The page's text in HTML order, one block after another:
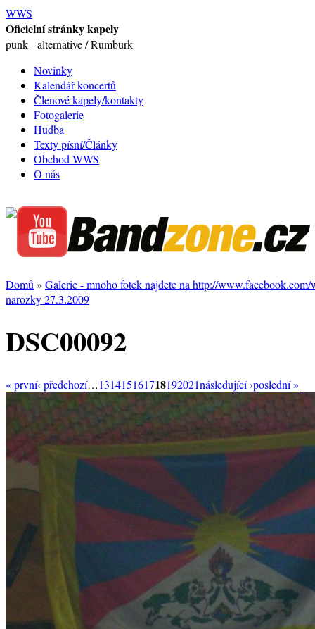
WWS
Oficielní stránky kapely
punk - alternative / Rumburk
Novinky
Kalendář koncertů
Členové kapely/kontakty
Fotogalerie
Hudba
Texty písní/Články
Obchod WWS
O nás
Domů » Galerie - mnoho fotek najdete na http://www.facebook.com/
narozky 27.3.2009
DSC00092
« první‹ předchozí…131415161718192021následující ›poslední »